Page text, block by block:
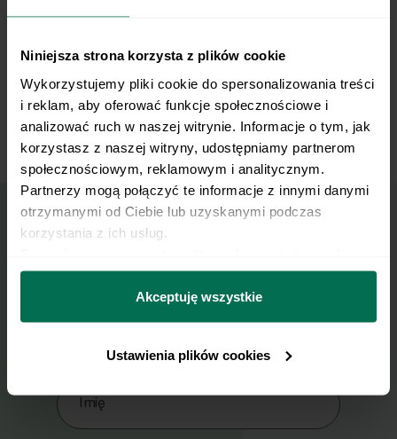
Niniejsza strona korzysta z plików cookie
Wykorzystujemy pliki cookie do spersonalizowania treści
i reklam, aby oferować funkcje społecznościowe i
analizować ruch w naszej witrynie. Informacje o tym, jak
korzystasz z naszej witryny, udostępniamy partnerom
społecznościowym, reklamowym i analitycznym.
Partnerzy mogą połączyć te informacje z innymi danymi
otrzymanymi od Ciebie lub uzyskanymi podczas
korzystania z ich usług.
można się z nami skontaktować i w jaki sposób
przetwarzamy dane osobowe w ramach
prywatności.
Akceptuję wszystkie
Ustawienia plików cookies
dusimy przez około 1,5 godziny, aż mięso
pieprzem.
9 Gulasz podajemy z kaszą.
Nasze najlepsze przepisy, prosto na Twoja
skrzynkę e-mail.
Imię